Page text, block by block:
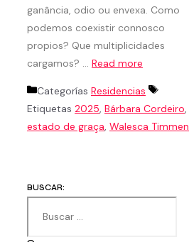
ganância, odio ou envexa. Como
podemos coexistir connosco
propios? Que multiplicidades
cargamos? … Read more
Categorías Residencias
Etiquetas 2025, Bárbara Cordeiro,
estado de graça, Walesca Timmen
BUSCAR: